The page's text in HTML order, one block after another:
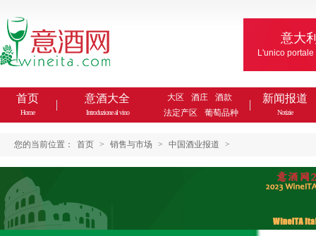
意大
L'unico
首页
Home
意酒大全
Introduzione al vino
大区 酒庄
酒款
法定产区
葡萄品种
新闻报道
Notizie
您的当前位置： 首页 > 销售与市场 > 中国酒业报道 >